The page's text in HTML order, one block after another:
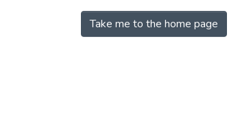
Take me to the home page